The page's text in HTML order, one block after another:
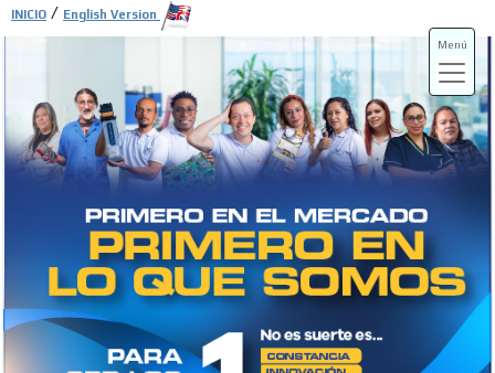
Menú
INICIO / English Version
ADS-3A
ADS-3B